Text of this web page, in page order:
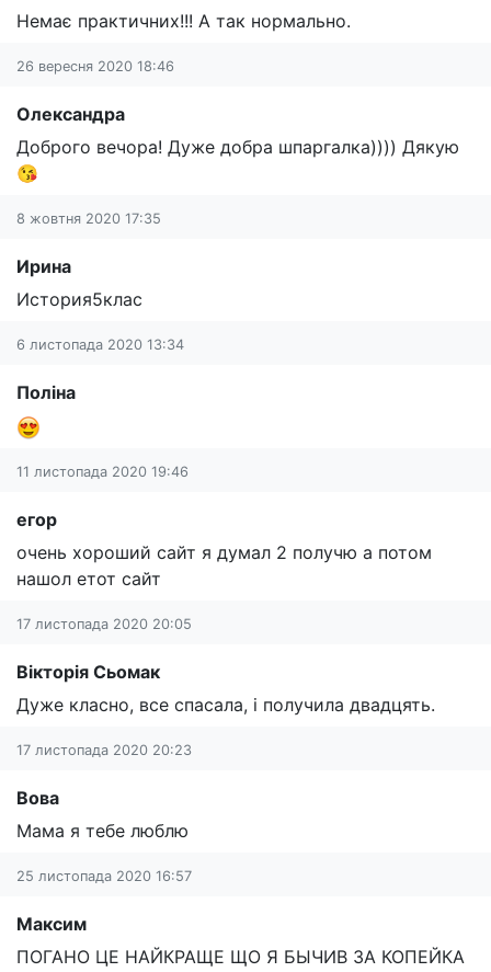
Немає практичних!!! А так нормально.
26 вересня 2020 18:46
Олександра
Доброго вечора! Дуже добра шпаргалка)))) Дякую
😘
8 жовтня 2020 17:35
Ирина
История5клас
6 листопада 2020 13:34
Поліна
11 листопада 2020 19:46
егор
очень хороший сайт я думал 2 получю а потом
нашол етот сайт
17 листопада 2020 20:05
Вікторія Сьомак
Дуже класно, все спасала, і получила двадцять.
17 листопада 2020 20:23
Вова
Мама я тебе люблю
25 листопада 2020 16:57
Максим
ПОГАНО ЦЕ НАЙКРАЩЕ ЩО Я БЫЧИВ ЗА КОПЕЙКА